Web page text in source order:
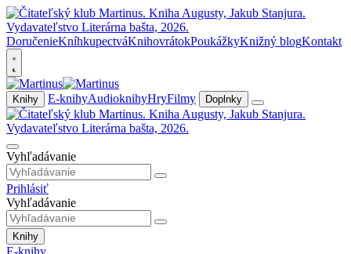
DoručenieKníhkupectváKnihovrátokPoukážkyKnižný blogKontakt
Knihy E-knihyAudioknihyHryFilmy Doplnky
Vyhľadávanie
Prihlásiť
Vyhľadávanie
Knihy
E-knihy